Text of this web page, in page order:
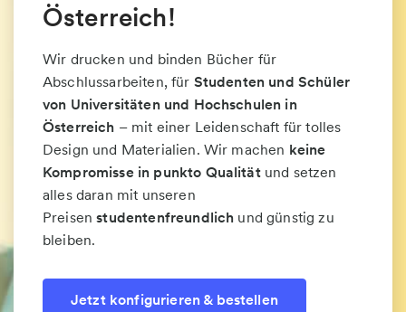
Österreich!
Wir drucken und binden Bücher für
Abschlussarbeiten, für Studenten und Schüler
von Universitäten und Hochschulen in
Österreich – mit einer Leidenschaft für tolles
Design und Materialien. Wir machen keine
Kompromisse in punkto Qualitätund setzen
alles daran mit unseren
Preisenstudentenfreundlich und günstig zu
bleiben.
Jetzt konfigurieren & bestellen